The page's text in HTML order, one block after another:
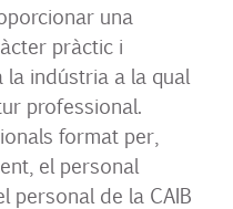
una
pràctic i
indústria a la qual
professional.
format per,
el personal
personal de la CAIB